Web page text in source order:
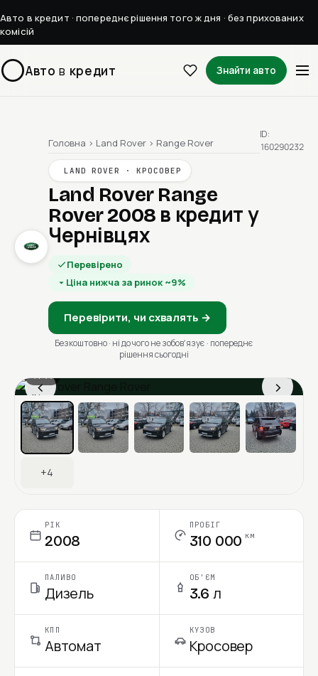
Авто в кредит · попереднє рішення того ж дня · без прихованих
комісій
Авто в кредит Знайти авто
Головна › Land Rover › Range Rover
LAND ROVER · КРОСОВЕР
Land Rover Range
Rover 2008 в кредит у
Чернівцях
Перевірено
Ціна нижча за ринок ~9%
Перевірити, чи схвалять →
Безкоштовно · ні до чого не зобовʼязує · попереднє
рішення сьогодні
ID:
160290232
‹ ›
1 / 11
Ціна в місяць
+4
РІК
2008
ПРОБІГ
310 000 км
ПАЛИВО
Дизель
ОБ'ЄМ
3.6 л
КПП
Автомат
КУЗОВ
Кросовер